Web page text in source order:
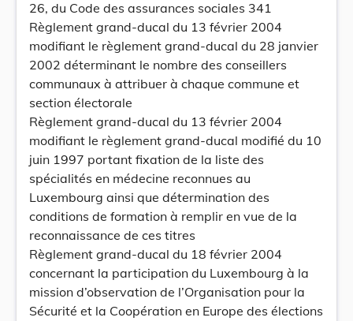
26, du Code des assurances sociales 341
Règlement grand-ducal du 13 février 2004
modifiant le règlement grand-ducal du 28 janvier
2002 déterminant le nombre des conseillers
communaux à attribuer à chaque commune et
section électorale
Règlement grand-ducal du 13 février 2004
modifiant le règlement grand-ducal modifié du 10
juin 1997 portant fixation de la liste des
spécialités en médecine reconnues au
Luxembourg ainsi que détermination des
conditions de formation à remplir en vue de la
reconnaissance de ces titres
Règlement grand-ducal du 18 février 2004
concernant la participation du Luxembourg à la
mission d’observation de l’Organisation pour la
Sécurité et la Coopération en Europe des élections